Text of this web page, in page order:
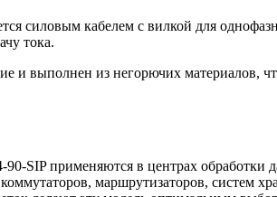
силовым кабелем с вилкой для
тока.
и выполнен из негорючих материалов,
90-SIP применяются в центрах
маршрутизаторов,